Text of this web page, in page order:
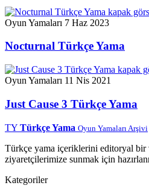
Oyun Yamaları 7 Haz 2023
Nocturnal Türkçe Yama
Oyun Yamaları 11 Nis 2021
Just Cause 3 Türkçe Yama
TY Türkçe Yama Oyun Yamaları Arşivi
Türkçe yama içeriklerini editoryal bir
ziyaretçilerimize sunmak için
Kategoriler